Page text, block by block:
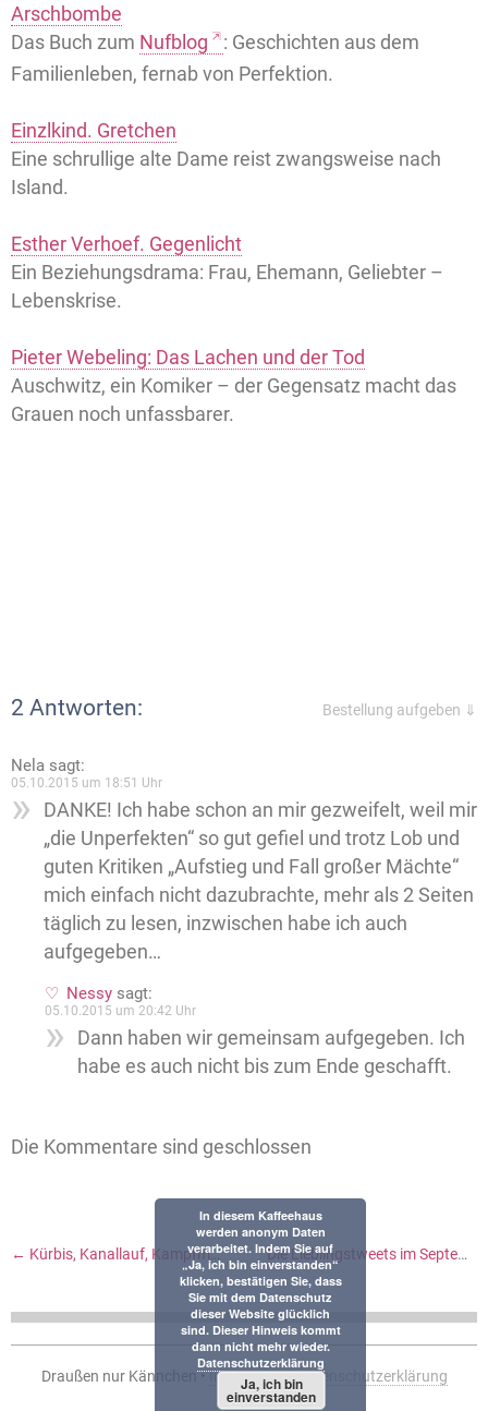
Arschbombe
Das Buch zum Nufblog
: Geschichten aus dem
Familienleben, fernab von Perfektion.
Einzlkind. Gretchen
Eine schrullige alte Dame reist zwangsweise nach
Island.
Esther Verhoef. Gegenlicht
Ein Beziehungsdrama: Frau, Ehemann, Geliebter –
Lebenskrise.
Pieter Webeling: Das Lachen und der Tod
Auschwitz, ein Komiker – der Gegensatz macht das
Grauen noch unfassbarer.
2 Antworten: Bestellung aufgeben ⇓
Nela sagt:
05.10.2015 um 18:51 Uhr
DANKE! Ich habe schon an mir gezweifelt, weil mir
„die Unperfekten“ so gut gefiel und trotz Lob und
guten Kritiken „Aufstieg und Fall großer Mächte“
mich einfach nicht dazubrachte, mehr als 2 Seiten
täglich zu lesen, inzwischen habe ich auch
aufgegeben…
Nessy sagt:
05.10.2015 um 20:42 Uhr
Dann haben wir gemeinsam aufgegeben. Ich
habe es auch nicht bis zum Ende geschafft.
Die Kommentare sind geschlossen
← Kürbis, Kanallauf, Kampfmaschinen Die Lieblingstweets im September
Draußen nur Kännchen •Impressum•Datenschutzerklärung
In diesem Kaffeehaus
werden anonym Daten
verarbeitet. Indem Sie auf
„Ja, ich bin einverstanden“
klicken, bestätigen Sie, dass
Sie mit dem Datenschutz
dieser Website glücklich
sind. Dieser Hinweis kommt
dann nicht mehr wieder.
Datenschutzerklärung
Ja, ich bin
einverstanden